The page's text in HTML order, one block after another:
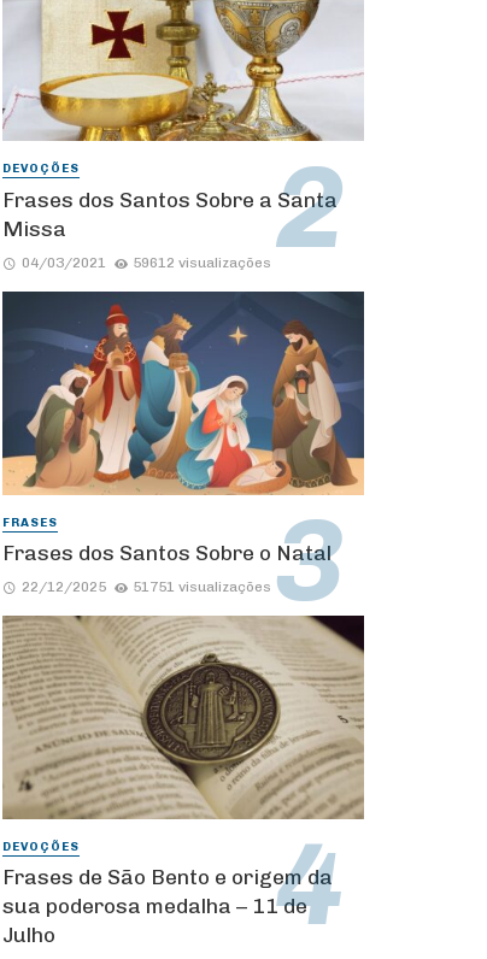
DEVOÇÕES
Frases dos Santos Sobre a Santa
Missa
04/03/2021 59612 visualizações
FRASES
Frases dos Santos Sobre o Natal
22/12/2025 51751 visualizações
DEVOÇÕES
Frases de São Bento e origem da
sua poderosa medalha – 11 de
Julho